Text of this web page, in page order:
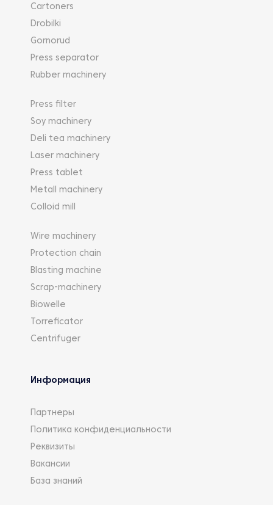
Cartoners
Drobilki
Gornorud
Press separator
Rubber machinery
Press filter
Soy machinery
Deli tea machinery
Laser machinery
Press tablet
Metall machinery
Colloid mill
Wire machinery
Protection chain
Blasting machine
Scrap-machinery
Biowelle
Torreficator
Centrifuger
Информация
Партнеры
Политика конфиденциальности
Реквизиты
Вакансии
База знаний